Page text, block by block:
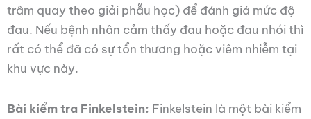
trâm quay theo giải phẫu học) để đánh giá mức độ
đau. Nếu bệnh nhân cảm thấy đau hoặc đau nhói thì
rất có thể đã có sự tổn thương hoặc viêm nhiễm tại
khu vực này.
Bài kiểm tra Finkelstein: Finkelstein là một bài kiểm